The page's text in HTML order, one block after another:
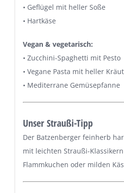
• Geflügel mit heller Soße
• Hartkäse
Vegan & vegetarisch:
• Zucchini-Spaghetti mit Pesto
• Vegane Pasta mit heller
• Mediterrane Gemüsepfanne
Unser Straußi-Tipp
Der Batzenberger feinherb
mit leichten Straußi-
Flammkuchen oder milden